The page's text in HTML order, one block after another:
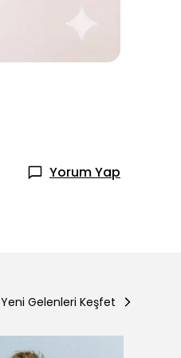
Yorum Yap
Yeni Gelenleri Keşfet